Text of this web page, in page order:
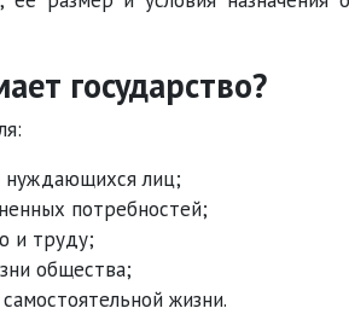
государство?
нуждающихся лиц;
потребностей;
и труду;
общества;
жизни.